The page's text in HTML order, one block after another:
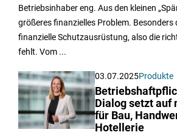
Betriebsinhaber eng. Aus den kleinen
größeres finanzielles Problem. Besonders
finanzielle Schutzausrüstung, also die
fehlt. Vom ...
03.07.2025Produkte
Dialog setzt auf
für Bau,
Hotellerie